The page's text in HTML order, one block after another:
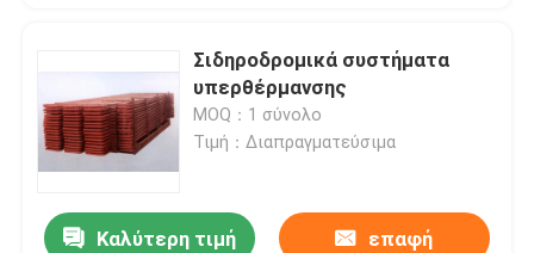
Σιδηροδρομικά συστήματα
υπερθέρμανσης
MOQ：1 σύνολο
Τιμή：Διαπραγματεύσιμα
Καλύτερη τιμή επαφή